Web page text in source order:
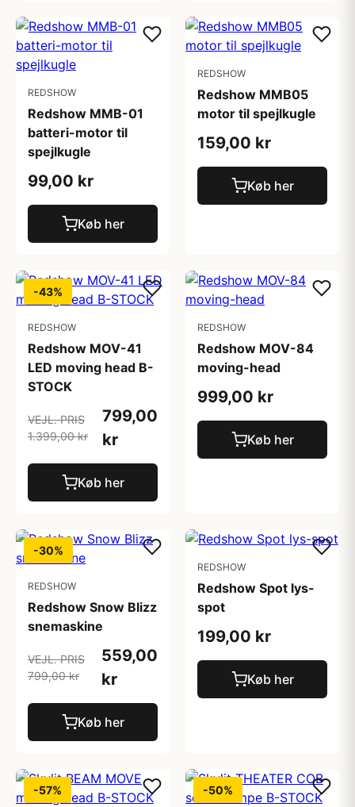
REDSHOW
Redshow MMB-01
batteri-motor til
spejlkugle
99,00 kr
Køb her
REDSHOW
Redshow MMB05
motor til spejlkugle
159,00 kr
Køb her
-43%
REDSHOW
Redshow MOV-41
LED moving head B-
STOCK
VEJL. PRIS
1.399,00 kr
799,00
kr
Køb her
REDSHOW
Redshow MOV-84
moving-head
999,00 kr
Køb her
-30%
REDSHOW
Redshow Snow Blizz
snemaskine
VEJL. PRIS
799,00 kr
559,00
kr
Køb her
REDSHOW
Redshow Spot lys-
spot
199,00 kr
Køb her
-57% -50%